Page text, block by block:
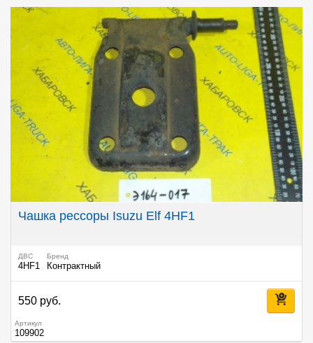
Чашка рессоры Isuzu Elf 4HF1
ДВС
4HF1
Бренд
Контрактный
550 руб.
Артикул
109902